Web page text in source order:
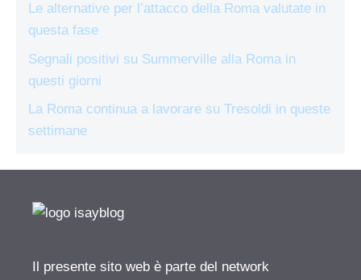
Le alternative per l’attacco della Roma valutate in
questa fase
Segnali positivi su Summerville alla Roma in
questi giorni
La Roma continua a lavorare su Tresoldi in queste
settimane
Il presente sito web è parte del network